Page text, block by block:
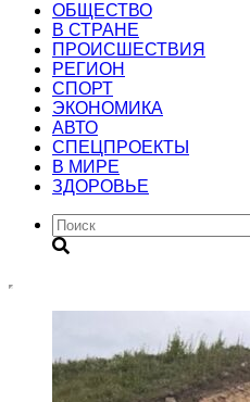
ОБЩЕСТВО
В СТРАНЕ
ПРОИСШЕСТВИЯ
РЕГИОН
CПОРТ
ЭКОНОМИКА
АВТО
СПЕЦПРОЕКТЫ
В МИРЕ
ЗДОРОВЬЕ